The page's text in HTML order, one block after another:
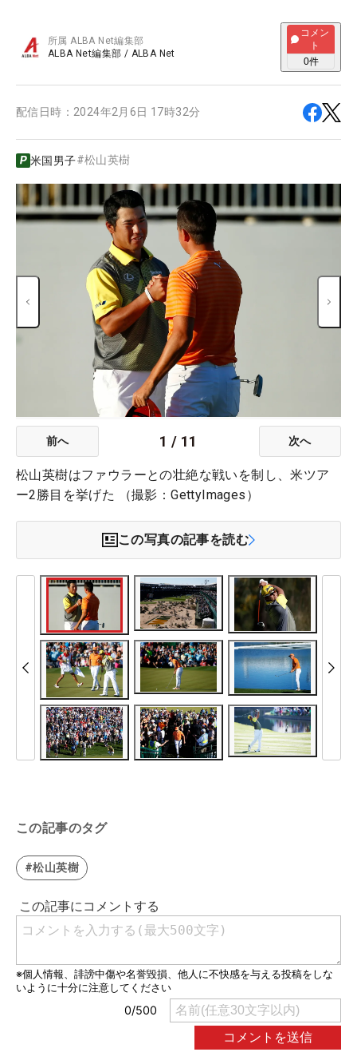
所属ALBA Net編集部
ALBA Net編集部 / ALBA Net
コメン
ト
0件
配信日時： 2024年2月6日 17時32分
米国男子#松山英樹
前へ 1 / 11 次へ
松山英樹はファウラーとの壮絶な戦いを制し、米ツア
ー2勝目を挙げた （撮影：GettyImages）
この写真の記事を読む
この記事のタグ
#松山英樹